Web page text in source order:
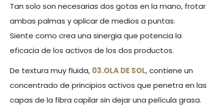
Tan solo son necesarias dos gotas en la mano, frotar
ambas palmas y aplicar de medios a puntas.
Siente como crea una sinergia que potencia la
eficacia de los activos de los dos productos.
De textura muy fluida, 03.OLA DE SOL, contiene un
concentrado de principios activos que penetra en las
capas de la fibra capilar sin dejar una película grasa.